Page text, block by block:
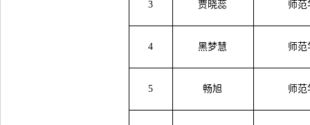
3 贾晓蕊 师范
4 黑梦慧 师范
5 畅旭 师范